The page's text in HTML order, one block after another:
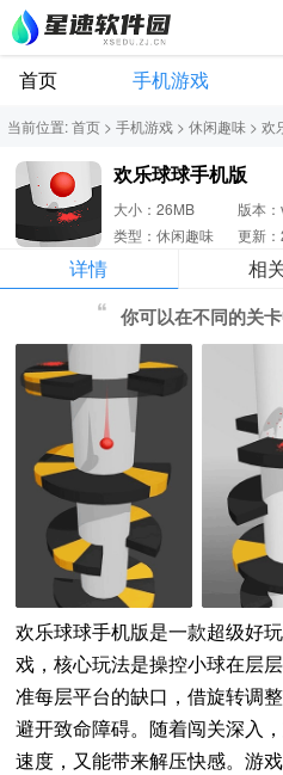
首页 手机游戏
当前位置:首页 > 手机游戏 > 休闲趣味 > 欢
欢乐球球手机版
大小：26MB
版本
类型：休闲趣味
更新
详情 相
你可以在不同的关卡
欢乐球球手机版是一款超级好
戏，核心玩法是操控小球在层
准每层平台的缺口，借旋转调
避开致命障碍。随着闯关深入
速度，又能带来解压快感。游